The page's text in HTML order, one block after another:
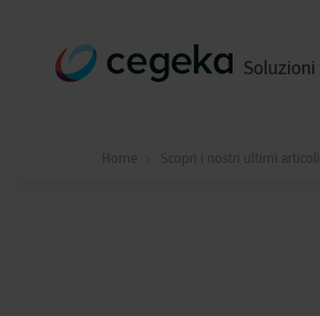
Soluzioni
Home Scopri i nostri ultimi articoli